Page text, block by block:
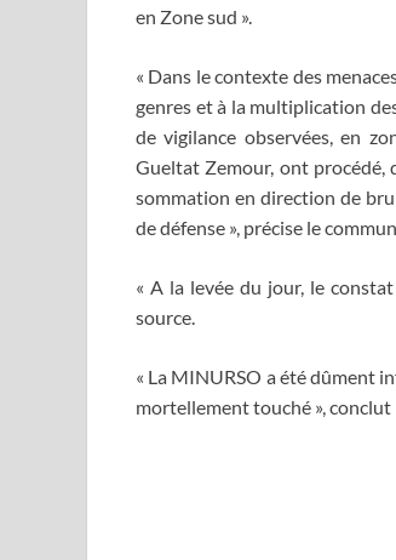
en Zone sud ».
« Dans le contexte des
genres et à la multiplication
de vigilance observées, en
Gueltat Zemour, ont
sommation en direction de
de défense », précise le
« A la levée du jour, le
source.
« La MINURSO a été dûment
mortellement touché », conclut